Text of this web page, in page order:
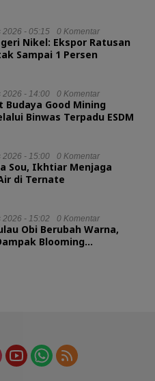
2026 - 05:15 0 Komentar
Nikel: Ekspor Ratusan
Sampai 1 Persen
2026 - 14:00 0 Komentar
Budaya Good Mining
Binwas Terpadu ESDM
2026 - 15:00 0 Komentar
Sou, Ikhtiar Menjaga
di Ternate
2026 - 15:02 0 Komentar
Obi Berubah Warna,
Blooming